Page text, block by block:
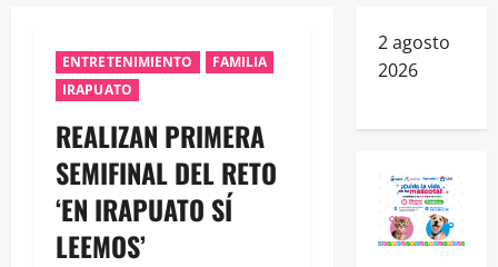
ENTRETENIMIENTO
FAMILIA
IRAPUATO
REALIZAN PRIMERA
SEMIFINAL DEL RETO
‘EN IRAPUATO SÍ
LEEMOS’
2 agosto
2026